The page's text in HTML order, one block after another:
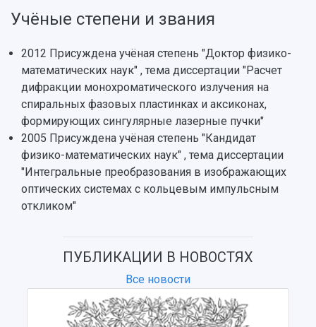
НАЗАД
История
Ключевые факты
Рейтинги
Руководство
Наблюдательный совет
Попечительский совет
Ученый совет
Ректорат
Персоналии
Сотрудники и преподаватели
Заслуженные деятели
Структура университета
Главные новости
Бортжурнал
Объявления
События
СМИ об университете
Пресс-центр
Газета "Полет"
Газета "Самарский университет"
Мультимедиа
Почему я выбираю Самарский университет?
Абитуриенту
Бакалавриат и специалитет
Магистратура
Аспирантура
Формы обучения
Учебные планы
Дополнительное образование
Институты и факультеты
Профессорско-преподавательский состав
Расписание занятий
Стипендии
Основные научные направления
Научные школы и ведущие научные коллективы
Диссертационные советы
Подготовка научных кадров
Конкурс на замещение должностей научных
работников
Научно-технический совет
Научные проекты и темы
Справочные материалы
Научная инфраструктура
Научно-исследовательские подразделения
Структурная схема управления научно-
Учёные степени и звания
2012 Присуждена учёная степень "Доктор физико-
математических наук" , тема диссертации "Расчет
дифракции монохроматического излучения на
спиральных фазовых пластинках и аксиконах,
формирующих сингулярные лазерные пучки"
2005 Присуждена учёная степень "Кандидат
физико-математических наук" , тема диссертации
"Интегральные преобразования в изображающих
оптических системах с кольцевым импульсным
откликом"
ПУБЛИКАЦИИ В НОВОСТЯХ
Все новости